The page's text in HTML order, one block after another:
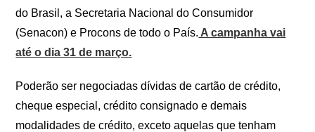
do Brasil, a Secretaria Nacional do Consumidor
(Senacon) e Procons de todo o País. A campanha vai
até o dia 31 de março.
Poderão ser negociadas dívidas de cartão de crédito,
cheque especial, crédito consignado e demais
modalidades de crédito, exceto aquelas que tenham